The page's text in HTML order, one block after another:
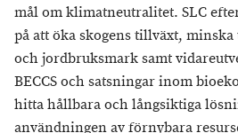
mål om klimatneutralitet. SLC
på att öka skogens tillväxt,
och jordbruksmark samt
BECCS och satsningar inom
hitta hållbara och långsiktiga
användningen av förnybara